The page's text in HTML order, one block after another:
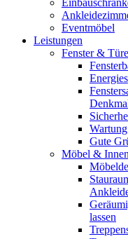
Eventmöbel
Leistungen
Fenster &
Gute
Möbel &
lassen